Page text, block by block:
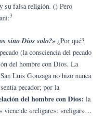
su falsa religión. () Pero
3
sino Dios solo?» ¿Por qué?
(la consciencia del pecado
del hombre con Dios. La
Luis Gonzaga no hizo nunca
pecador; por la
del hombre con Dios: la
viene de «religare»: «religar»…